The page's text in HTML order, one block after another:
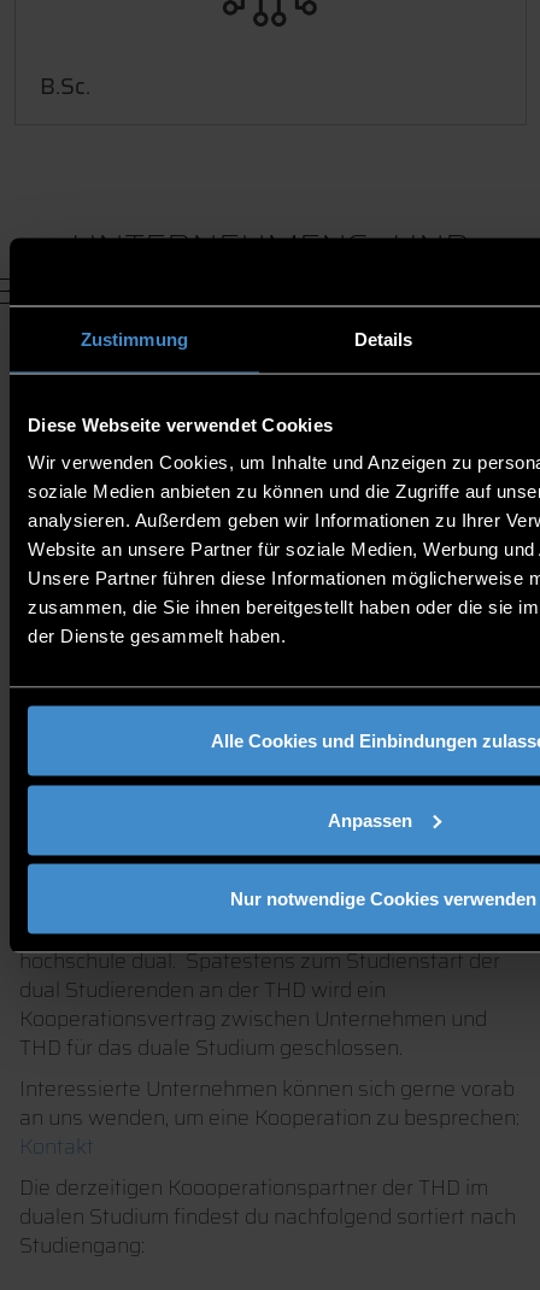
Zustimmung Details
Diese Webseite verwendet Cookies
Wir verwenden Cookies, um Inhalte und Anzeigen zu
soziale Medien anbieten zu können und die Zugriffe auf
analysieren. Außerdem geben wir Informationen zu Ihrer
Website an unsere Partner für soziale Medien, Werbung
Unsere Partner führen diese Informationen möglicherweise
zusammen, die Sie ihnen bereitgestellt haben oder die sie
der Dienste gesammelt haben.
Alle Cookies und Einbindungen
Anpassen
Nur notwendige Cookies verwenden
B.Sc.
UNTERNEHMENS- UND
Für eine Kooperation im dualen Studium müssen die
Unternehmen einen Kooperationsvertrag mit der
Hochschule abschließen. Es gelten in jedem
Studiengang diePraxissemesterrichtlinienmit den
Informationen zu den Tätigkeitsfeldern.
Gerne können sich Schülerinnen und Schüler in
Eigeninitiative bei den Unternehmen ihrer Wahl -
unabhängig der unten stehenden Liste - für ein
duales Studium (Verbundstudium oder Studium mit
Kontakt auf und klärt das
Unternehmen mit uns ab.
Hilfestellung ein passendes Unternehmen zu finden,
bietet hier auch dasStudienplatzportalvon
hochschule dual. Spätestens zum Studienstart der
dual Studierenden an der THD wird ein
Kooperationsvertrag zwischen Unternehmen und
THD für das duale Studium geschlossen.
Interessierte Unternehmen können sich gerne vorab
an uns wenden, um eine Kooperation zu besprechen:
Kontakt
Die derzeitigen Koooperationspartner der THD im
dualen Studium findest du nachfolgend sortiert nach
Studiengang: